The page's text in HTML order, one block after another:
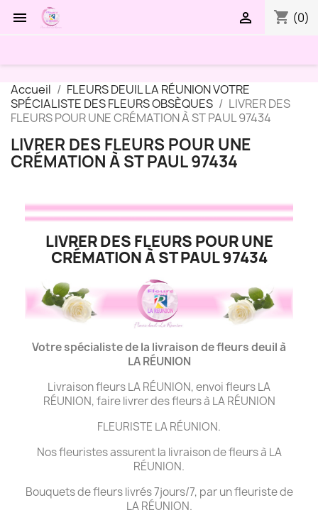
 shopping_cart (0)

Accueil
FLEURS DEUIL LA RÉUNION VOTRE
SPÉCIALISTE DES FLEURS OBSÈQUES
LIVRER DES
FLEURS POUR UNE CRÉMATION À ST PAUL 97434
LIVRER DES FLEURS POUR UNE
CRÉMATION À ST PAUL 97434
LIVRER DES FLEURS POUR UNE
CRÉMATION À ST PAUL 97434
Votre spécialiste de la livraison de fleurs deuil à
LARÉUNION
Livraison fleurs LA RÉUNION, envoi fleurs LA
RÉUNION, faire livrer des fleurs à LA RÉUNION
FLEURISTE LA RÉUNION.
Nos fleuristes assurent la livraison de fleurs à LA
RÉUNION.
Bouquets de fleurs livrés 7jours/7, par un fleuriste de
LA RÉUNION.